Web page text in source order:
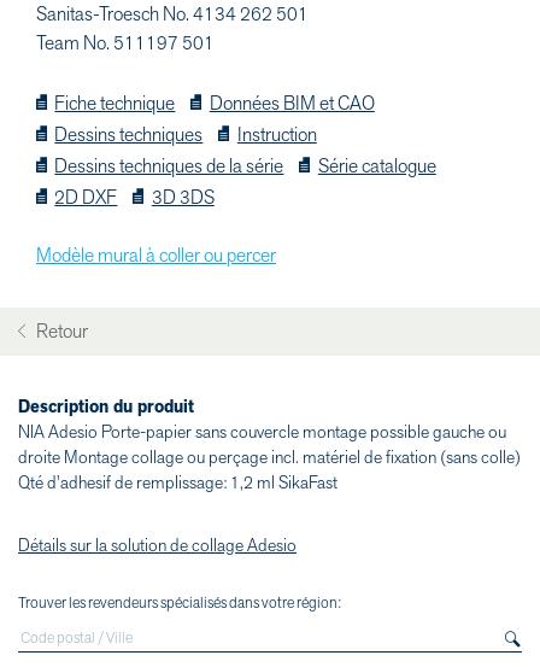
Sanitas-Troesch No. 4134 262 501
Team No. 511197 501
Fiche technique
Données BIM et CAO
Dessins techniques
Instruction
Dessins techniques de la série
Série catalogue
2D DXF
3D 3DS
Modèle mural à coller ou percer
Retour
Description du produit
NIA Adesio Porte-papier sans couvercle montage possible gauche ou
droite Montage collage ou perçage incl. matériel de fixation (sans colle)
Qté d'adhesif de remplissage: 1,2 ml SikaFast
Détails sur la solution de collage Adesio
Trouver les revendeurs spécialisés dans votre région: